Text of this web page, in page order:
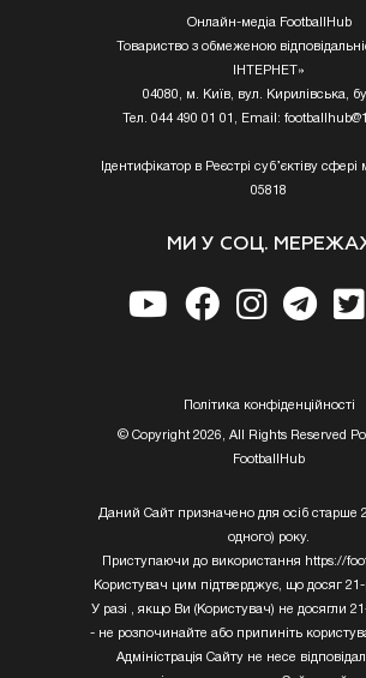
Онлайн-медіа FootballHub
Товариство з обмеженою
ІНТЕРНЕТ»
04080, м. Київ, вул. Кирилівська,
Тел. 044 490 01 01, Email:
Ідентифікатор в Реєстрі суб’єктіву сфері
05818
МИ У СОЦ.
Полiтика конфiденцiйностi
© Copyright 2026, All Rights Reserved
FootballHub
Даний Сайт призначено для осіб старше
одного) року.
Приступаючи до використання https://
Користувач цим підтверджує, що досяг 21-
У разі , якщо Ви (Користувач) не досягли
- не розпочинайте або припиніть
Адміністрація Сайту не несе